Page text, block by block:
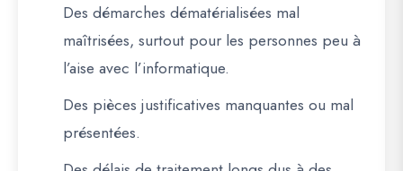
Des démarches dématérialisées mal
maîtrisées, surtout pour les personnes peu à
l’aise avec l’informatique.
Des pièces justificatives manquantes ou mal
présentées.